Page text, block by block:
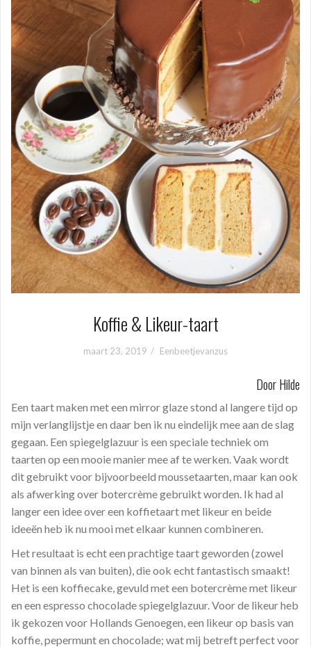
Koffie & Likeur-taart
maart 23, 2019 Eenbeetjevanzus
Door Hilde
Een taart maken met een mirror glaze stond al langere tijd op
mijn verlanglijstje en daar ben ik nu eindelijk mee aan de slag
gegaan. Een spiegelglazuur is een speciale techniek om
taarten op een mooie manier mee af te werken. Vaak wordt
dit gebruikt voor bijvoorbeeld moussetaarten, maar kan ook
als afwerking over botercrème gebruikt worden. Ik had al
langer een idee over een koffietaart met likeur en beide
ideeën heb ik nu mooi met elkaar kunnen combineren.
Het resultaat is echt een prachtige taart geworden (zowel
van binnen als van buiten), die ook echt fantastisch smaakt!
Het is een koffiecake, gevuld met een botercrème met likeur
en een espresso chocolade spiegelglazuur. Voor de likeur heb
ik gekozen voor Hollands Genoegen, een likeur op basis van
koffie, pepermunt en chocolade; wat mij betreft perfect voor